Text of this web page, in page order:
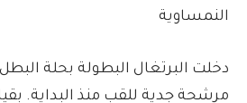
النمساوية
دخلت البرتغال البطولة بحلة البطل
مرشحة جدية للقب منذ البداية.